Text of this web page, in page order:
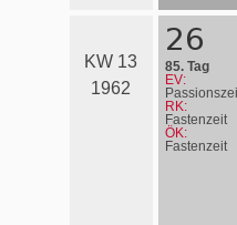
KW 13
1962
26
85. Tag
EV:
RK:
Fastenzeit
ÖK:
Fastenzeit